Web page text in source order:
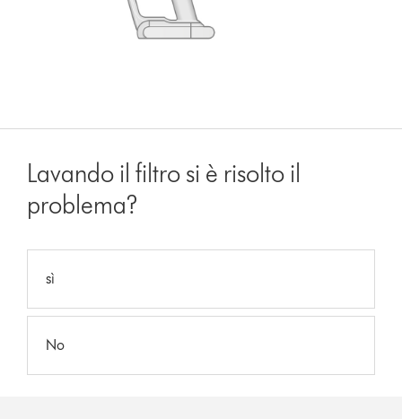
Lavando il filtro si è risolto il
problema?
sì
No